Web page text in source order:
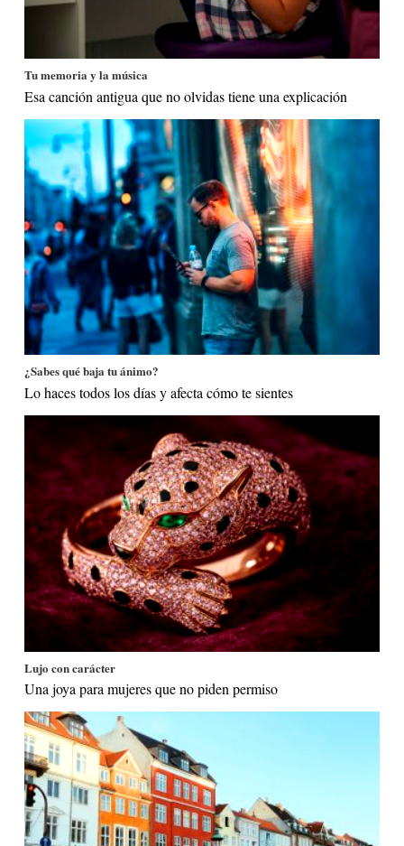
Tu memoria y la música
Esa canción antigua que no olvidas tiene una explicación
¿Sabes qué baja tu ánimo?
Lo haces todos los días y afecta cómo te sientes
Lujo con carácter
Una joya para mujeres que no piden permiso